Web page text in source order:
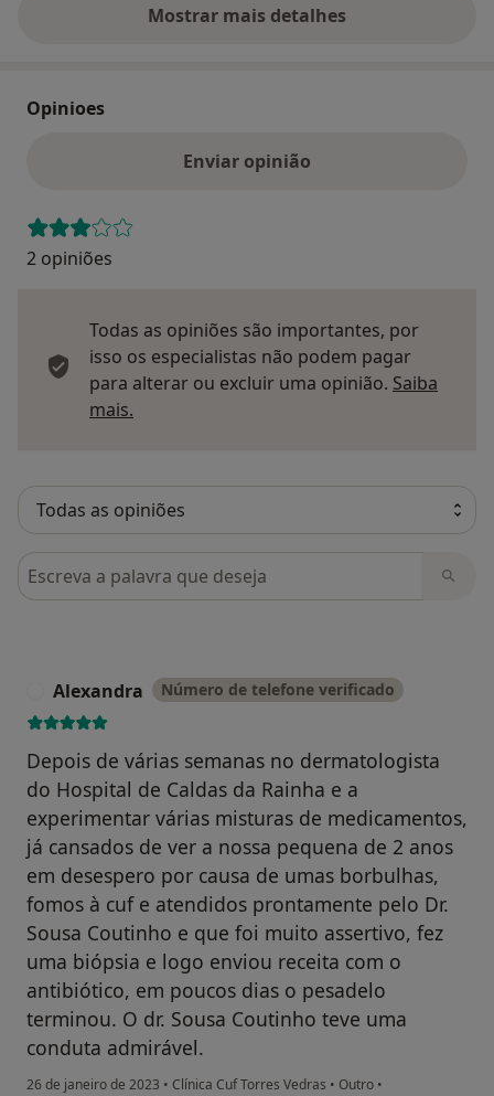
Mostrar mais detalhes
sobre o endereço
Opinioes
Enviar opinião
2 opiniões
Todas as opiniões são importantes, por
isso os especialistas não podem pagar
para alterar ou excluir uma opinião. Saiba
mais.
Pesquisar em opiniões
Alexandra Número de telefone verificado
Depois de várias semanas no dermatologista
do Hospital de Caldas da Rainha e a
experimentar várias misturas de medicamentos,
já cansados de ver a nossa pequena de 2 anos
em desespero por causa de umas borbulhas,
fomos à cuf e atendidos prontamente pelo Dr.
Sousa Coutinho e que foi muito assertivo, fez
uma biópsia e logo enviou receita com o
antibiótico, em poucos dias o pesadelo
terminou. O dr. Sousa Coutinho teve uma
conduta admirável.
26 de janeiro de 2023 • Clínica Cuf Torres Vedras • Outro •